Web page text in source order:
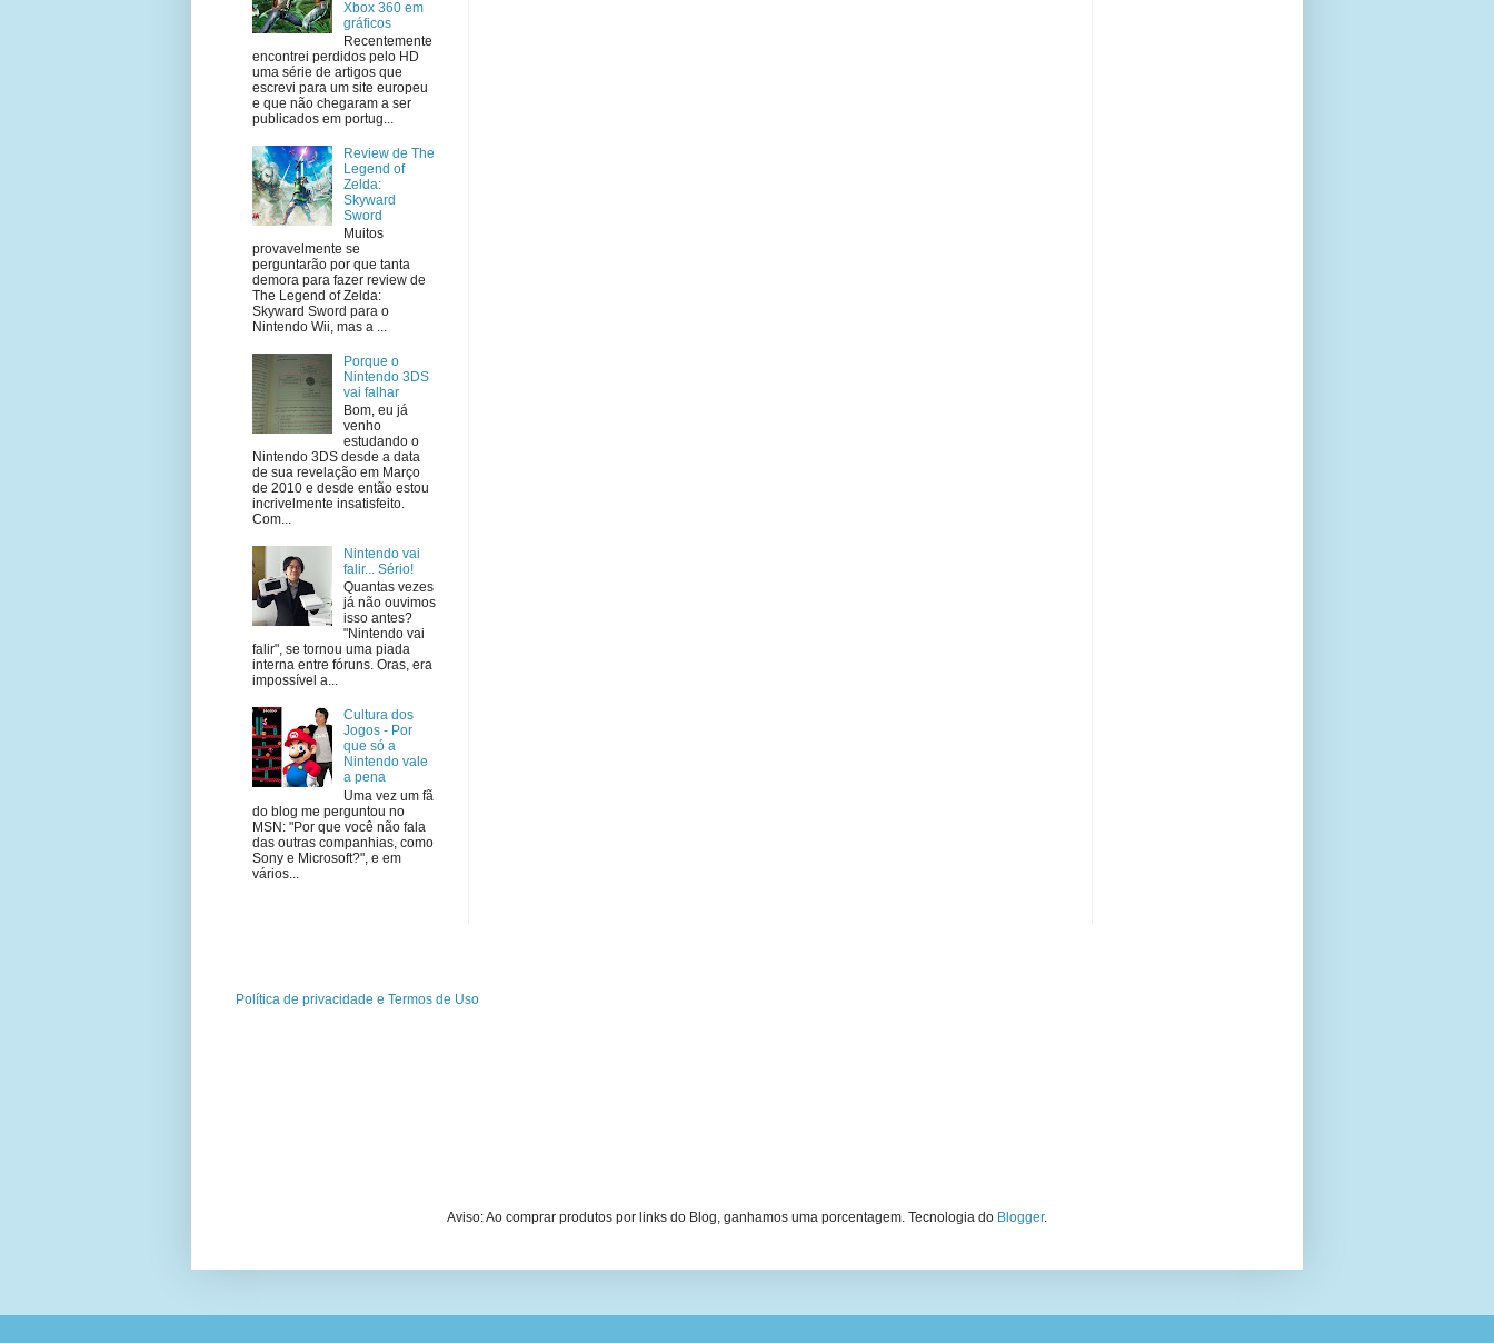
Xbox 360 em
gráficos
Recentemente
encontrei perdidos pelo HD
uma série de artigos que
escrevi para um site europeu
e que não chegaram a ser
publicados em portug...
Review de The
Legend of
Zelda:
Skyward
Sword
Muitos
provavelmente se
perguntarão por que tanta
demora para fazer review de
The Legend of Zelda:
Skyward Sword para o
Nintendo Wii, mas a ...
Porque o
Nintendo 3DS
vai falhar
Bom, eu já
venho
estudando o
Nintendo 3DS desde a data
de sua revelação em Março
de 2010 e desde então estou
incrivelmente insatisfeito.
Com...
Nintendo vai
falir... Sério!
Quantas vezes
já não ouvimos
isso antes?
"Nintendo vai
falir", se tornou uma piada
interna entre fóruns. Oras, era
impossível a...
Cultura dos
Jogos - Por
que só a
Nintendo vale
a pena
Uma vez um fã
do blog me perguntou no
MSN: "Por que você não fala
das outras companhias, como
Sony e Microsoft?", e em
vários...
Política de privacidade e Termos de Uso
Aviso: Ao comprar produtos por links do Blog, ganhamos uma porcentagem. Tecnologia do Blogger.